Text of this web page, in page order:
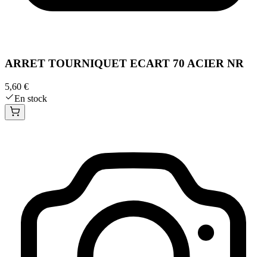
ARRET TOURNIQUET ECART 70 ACIER NR
5,60 €
En stock